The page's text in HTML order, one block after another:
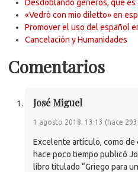
Desdoblando géneros, que es
«Vedrò con mio diletto» en
Promover el uso del español
Cancelación y Humanidades
Comentarios
José Miguel
1 agosto 2018, 13:13 (hace
Excelente artículo, como de
hace poco tiempo publicó
libro titulado “Griego para